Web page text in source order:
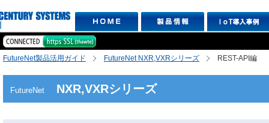
FutureNet製品活用ガイド FutureNet NXR,VXRシリーズ REST-API編
FutureNet NXR,VXRシリーズ